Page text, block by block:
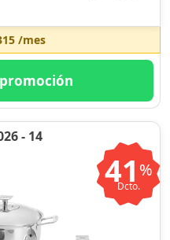
/mes
- 14
41 %
Dcto.